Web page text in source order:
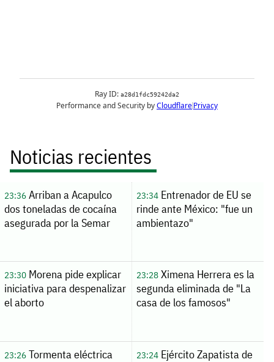
Noticias recientes
23:36Arriban a Acapulco
dos toneladas de cocaína
asegurada por la Semar
23:34Entrenador de EU se
rinde ante México: "fue un
ambientazo"
23:30Morena pide explicar
iniciativa para despenalizar
el aborto
23:28Ximena Herrera es la
segunda eliminada de "La
casa de los famosos"
23:26Tormenta eléctrica
23:24Ejército Zapatista de